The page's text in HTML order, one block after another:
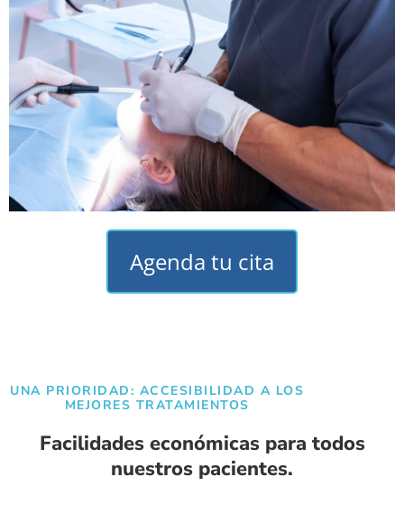
Agenda tu cita
UNA PRIORIDAD: ACCESIBILIDAD A LOS
MEJORES TRATAMIENTOS
Facilidades económicas para todos
nuestros pacientes.